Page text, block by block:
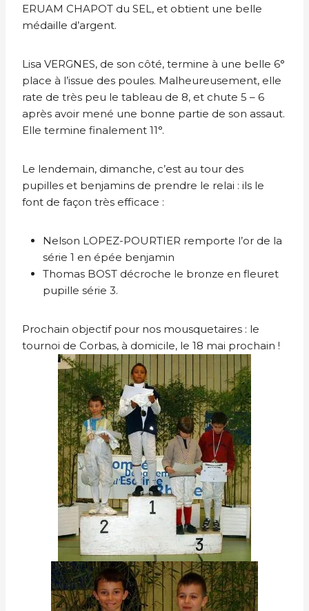
ERUAM CHAPOT du SEL, et obtient une belle
médaille d’argent.
Lisa VERGNES, de son côté, termine à une belle 6°
place à l’issue des poules. Malheureusement, elle
rate de très peu le tableau de 8, et chute 5 – 6
après avoir mené une bonne partie de son assaut.
Elle termine finalement 11°.
Le lendemain, dimanche, c’est au tour des
pupilles et benjamins de prendre le relai : ils le
font de façon très efficace :
Nelson LOPEZ-POURTIER remporte l’or de la
série 1 en épée benjamin
Thomas BOST décroche le bronze en fleuret
pupille série 3.
Prochain objectif pour nos mousquetaires : le
tournoi de Corbas, à domicile, le 18 mai prochain !